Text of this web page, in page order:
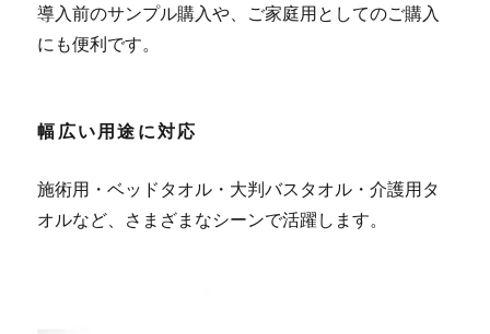
導入前のサンプル購入や、ご家庭用としてのご購入
にも便利です。
幅広い用途に対応
施術用・ベッドタオル・大判バスタオル・介護用タ
オルなど、さまざまなシーンで活躍します。